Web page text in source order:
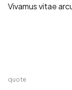
Vivamus vitae
quote